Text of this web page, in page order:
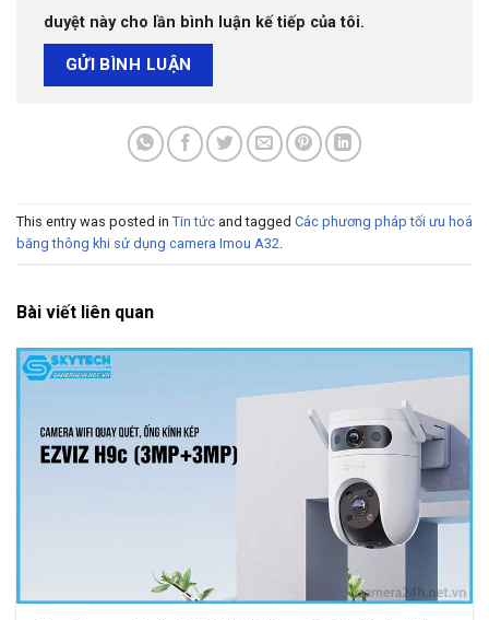
duyệt này cho lần bình luận kế tiếp của tôi.
This entry was posted in Tin tức and tagged Các phương pháp tối ưu hoá
băng thông khi sử dụng camera Imou A32
Bài viết liên quan